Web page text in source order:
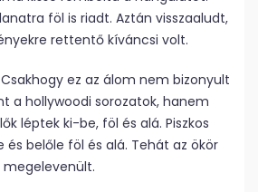
föl is riadt. Aztán visszaaludt,
rettentő kíváncsi volt.
ez az álom nem bizonyult
a holly­woodi sorozatok, hanem
léptek ki-be, föl és alá. Piszkos
és belőle föl és alá. Tehát az ökör